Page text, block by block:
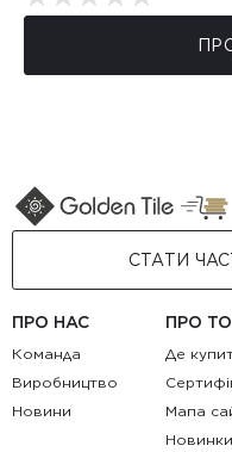
СТАТИ
ПРО НАС
Команда
Виробництво
Новини
ПРО
Де
Мапа
Новинки